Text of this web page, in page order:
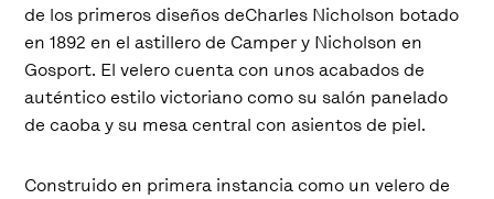
de los primeros diseños deCharles Nicholson botado
en 1892 en el astillero de Camper y Nicholson en
Gosport. El velero cuenta con unos acabados de
auténtico estilo victoriano como su salón panelado
de caoba y su mesa central con asientos de piel.
Construido en primera instancia como un velero de